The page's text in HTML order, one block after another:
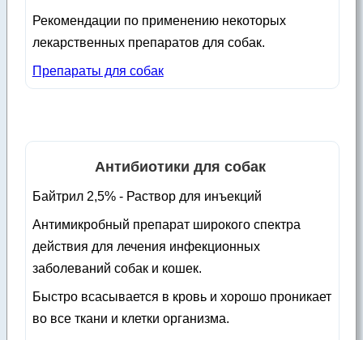
Рекомендации по применению некоторых
лекарственных препаратов для собак.
Препараты для собак
Антибиотики для собак
Байтрил 2,5% - Раствор для инъекций
Антимикробный препарат широкого спектра
действия для лечения инфекционных
заболеваний собак и кошек.
Быстро всасывается в кровь и хорошо проникает
во все ткани и клетки организма.